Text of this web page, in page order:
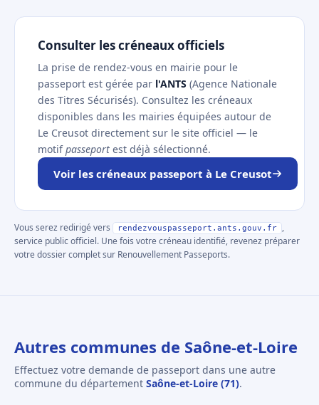
Consulter les créneaux officiels
La prise de rendez-vous en mairie pour le
passeport est gérée par l'ANTS (Agence Nationale
des Titres Sécurisés). Consultez les créneaux
disponibles dans les mairies équipées autour de
Le Creusot directement sur le site officiel — le
motifpasseport est déjà sélectionné.
Voir les créneaux passeport à Le Creusot
Vous serez redirigé vers rendezvouspasseport.ants.gouv.fr
,
service public officiel. Une fois votre créneau identifié, revenez préparer
votre dossier complet sur Renouvellement Passeports.
Autres communes de Saône-et-Loire
Effectuez votre demande de passeport dans une autre
commune du département Saône-et-Loire (71).